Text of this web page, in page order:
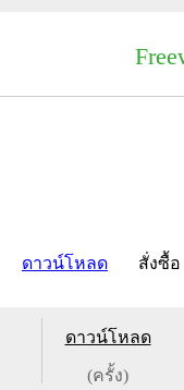
ดาวน์โหลด สั่งซื้อ
ดาวน์โหลด
(ครั้ง)